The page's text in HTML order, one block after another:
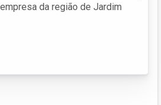
da região de Jardim